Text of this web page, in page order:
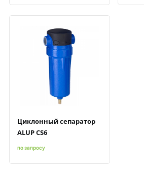
Быстрый просмотрДобавить к сравнению
Циклонный сепаратор
ALUP CS6
по запросу